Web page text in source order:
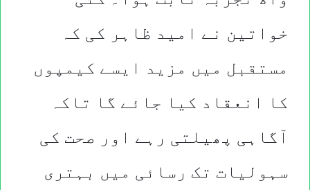
خواتین نے امید ظاہر کی کہ
مستقبل میں مزید ایسے کیمپوں
کا انعقاد کیا جائے گا تاکہ
آگاہی پھیلتی رہے اور صحت کی
سہولیات تک رسائی میں بہتری